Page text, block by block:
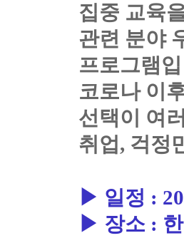
집중 교육
관련 분야
프로그램
코로나 이
선택이 여
취업, 걱정
▶ 일정 :
▶ 장소 :